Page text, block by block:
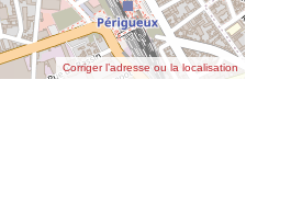
Corriger l’adresse ou la localisation